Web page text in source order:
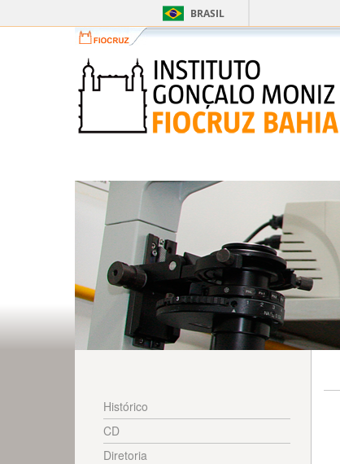
BRASIL
Histórico
CD
Diretoria